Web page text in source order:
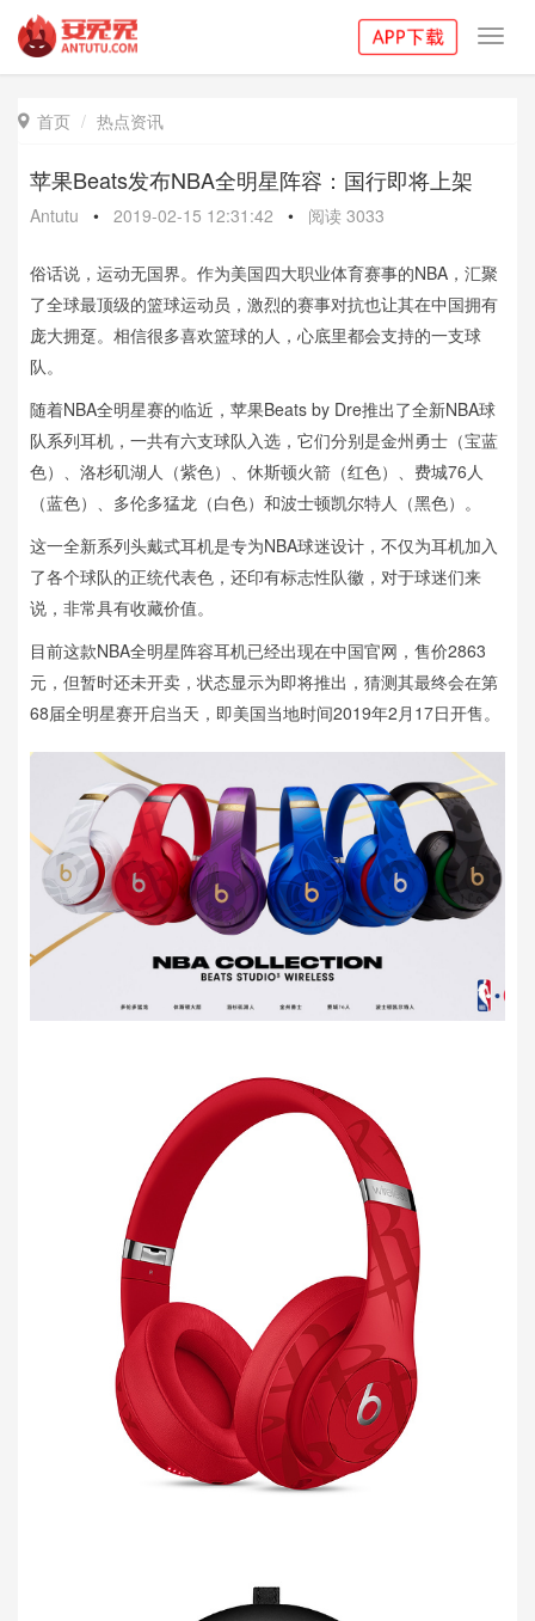
 首页 热点资讯
苹果Beats发布NBA全明星阵容：国行即将上架
Antutu • 2019-02-15 12:31:42 • 阅读 3033
俗话说，运动无国界。作为美国四大职业体育赛事的NBA，汇聚
了全球最顶级的篮球运动员，激烈的赛事对抗也让其在中国拥有
庞大拥趸。相信很多喜欢篮球的人，心底里都会支持的一支球
队。
随着NBA全明星赛的临近，苹果Beats by Dre推出了全新NBA球
队系列耳机，一共有六支球队入选，它们分别是金州勇士（宝蓝
色）、洛杉矶湖人（紫色）、休斯顿火箭（红色）、费城76人
（蓝色）、多伦多猛龙（白色）和波士顿凯尔特人（黑色）。
这一全新系列头戴式耳机是专为NBA球迷设计，不仅为耳机加入
了各个球队的正统代表色，还印有标志性队徽，对于球迷们来
说，非常具有收藏价值。
目前这款NBA全明星阵容耳机已经出现在中国官网，售价2863
元，但暂时还未开卖，状态显示为即将推出，猜测其最终会在第
68届全明星赛开启当天，即美国当地时间2019年2月17日开售。